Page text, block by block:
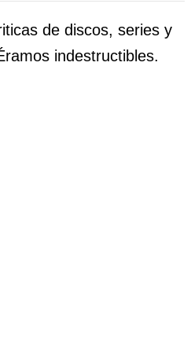
de discos, series y
indestructibles.